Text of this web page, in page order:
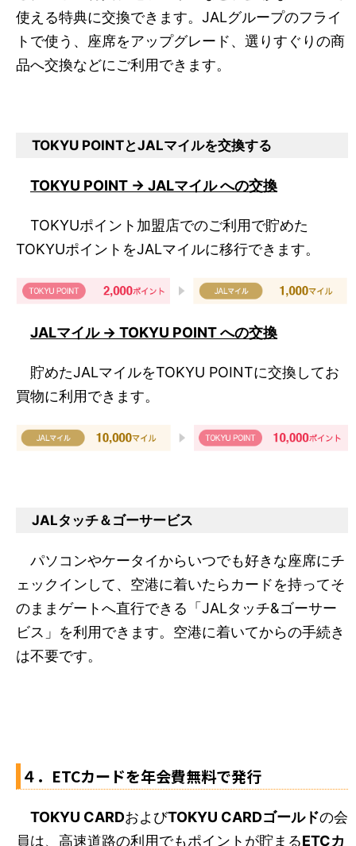
使える特典に交換できます。JALグループのフライ
トで使う、座席をアップグレード、選りすぐりの商
品へ交換などにご利用できます。
TOKYU POINTとJALマイルを交換する
TOKYU POINT → JALマイル への交換
TOKYUポイント加盟店でのご利用で貯めた
TOKYUポイントをJALマイルに移行できます。
JALマイル → TOKYU POINT への交換
貯めたJALマイルをTOKYU POINTに交換してお
買物に利用できます。
JALタッチ＆ゴーサービス
パソコンやケータイからいつでも好きな座席にチ
ェックインして、空港に着いたらカードを持ってそ
のままゲートへ直行できる「JALタッチ&ゴーサー
ビス」を利用できます。空港に着いてからの手続き
は不要です。
４．ETCカードを年会費無料で発行
TOKYU CARDおよびTOKYU CARDゴールドの会
員は、高速道路の利用でもポイントが貯まるETCカ